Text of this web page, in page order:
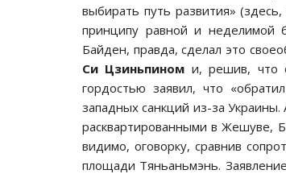
выбирать путь развития»
принципу равной и неделимой
Байден, правда, сделал это
Си Цзиньпином и, решив, что
гордостью заявил, что
западных санкций из-за
расквартированными в Жешуве,
видимо, оговорку, сравнив
площади Тяньаньмэнь.